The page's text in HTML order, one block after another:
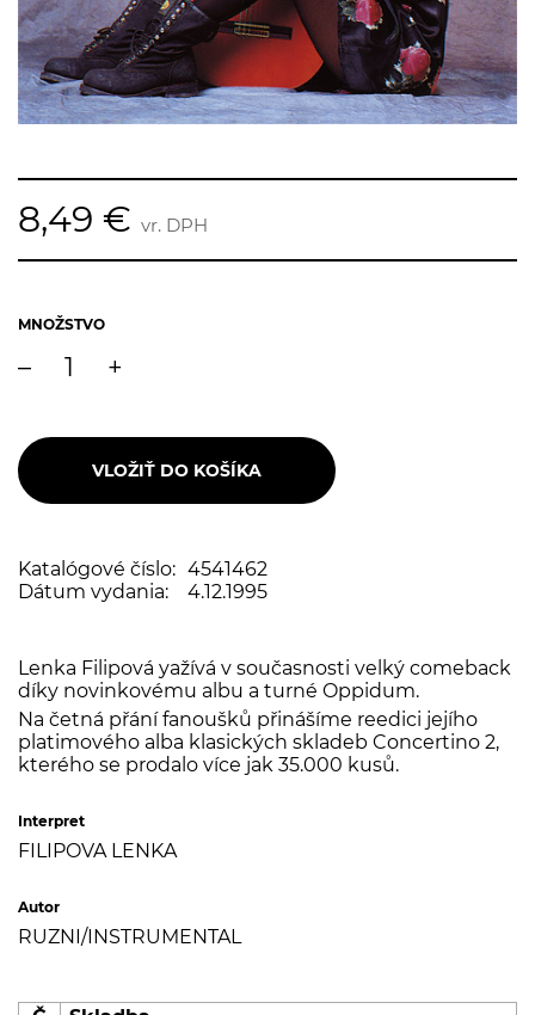
8,49 € vr. DPH
MNOŽSTVO
– +
Katalógové číslo: 4541462
Dátum vydania:
4.12.1995
Lenka Filipová yažívá v současnosti velký comeback
díky novinkovému albu a turné Oppidum.
Na četná přání fanoušků přinášíme reedici jejího
platimového alba klasických skladeb Concertino 2,
kterého se prodalo více jak 35.000 kusů.
Interpret
FILIPOVA LENKA
Autor
RUZNI/INSTRUMENTAL